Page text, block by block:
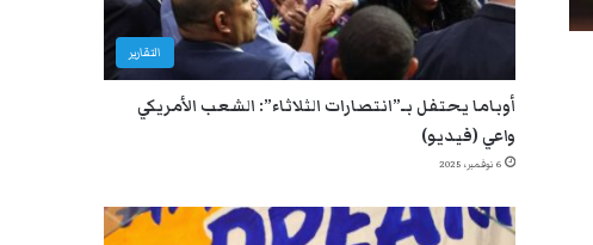
التقارير
أوباما يحتفل بـ”انتصارات الثلاثاء”: الشعب الأمريكي
واعي (فيديو)
6 نوفمبر، 2025